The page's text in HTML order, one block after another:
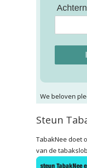
We beloven
Steun
TabakNee doet
van de